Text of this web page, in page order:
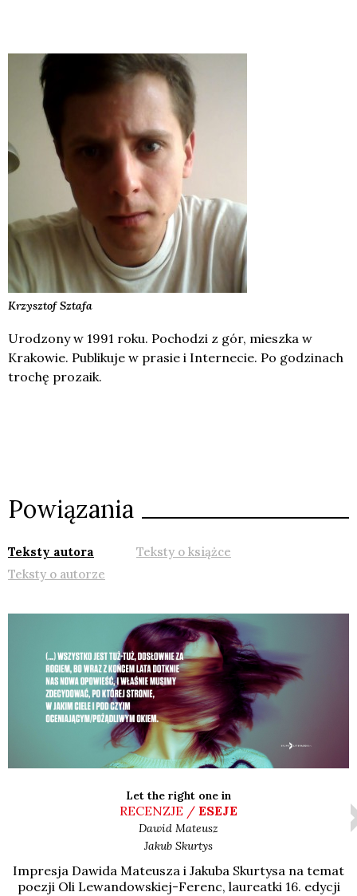
KrzysztofSztafa
Urodzony w 1991 roku. Pochodzi z gór, mieszka w
Krakowie. Publikuje w prasie i Internecie. Po godzinach
trochę prozaik.
Powiązania
Teksty autora
Teksty o książce
Teksty o autorze
Let the right one in
RECENZJE / ESEJE
Dawid Mateusz
Jakub Skurtys
Impre­sja Dawi­da Mate­usza i Jaku­ba Skur­ty­sa na temat
poezji Oli Lewan­dow­skiej-Ferenc, lau­re­at­ki 16. edy­cji